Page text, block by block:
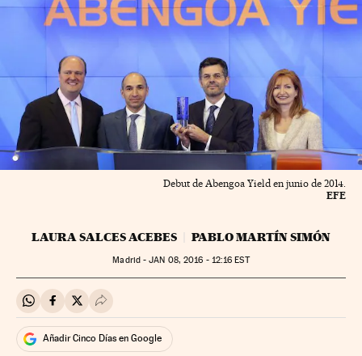
Debut de Abengoa Yield en junio de 2014.
EFE
LAURA SALCES ACEBES PABLO MARTÍN SIMÓN
Madrid -JAN 08, 2016 - 12:16 EST
Compartir en Whatsapp
Compartir en Facebook
Compartir en Twitter
Desplegar Redes Sociales
Añadir Cinco Días en Google